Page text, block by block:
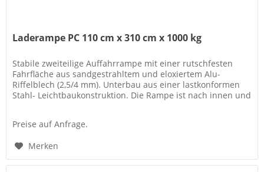
Laderampe PC 110 cm x 310 cm x 1000 kg
Stabile zweiteilige Auffahrrampe mit einer rutschfesten
Fahrfläche aus sandgestrahltem und eloxiertem Alu-
Riffelblech (2,5/4 mm). Unterbau aus einer lastkonformen
Stahl- Leichtbaukonstruktion. Die Rampe ist nach innen und
Preise auf Anfrage.
Merken